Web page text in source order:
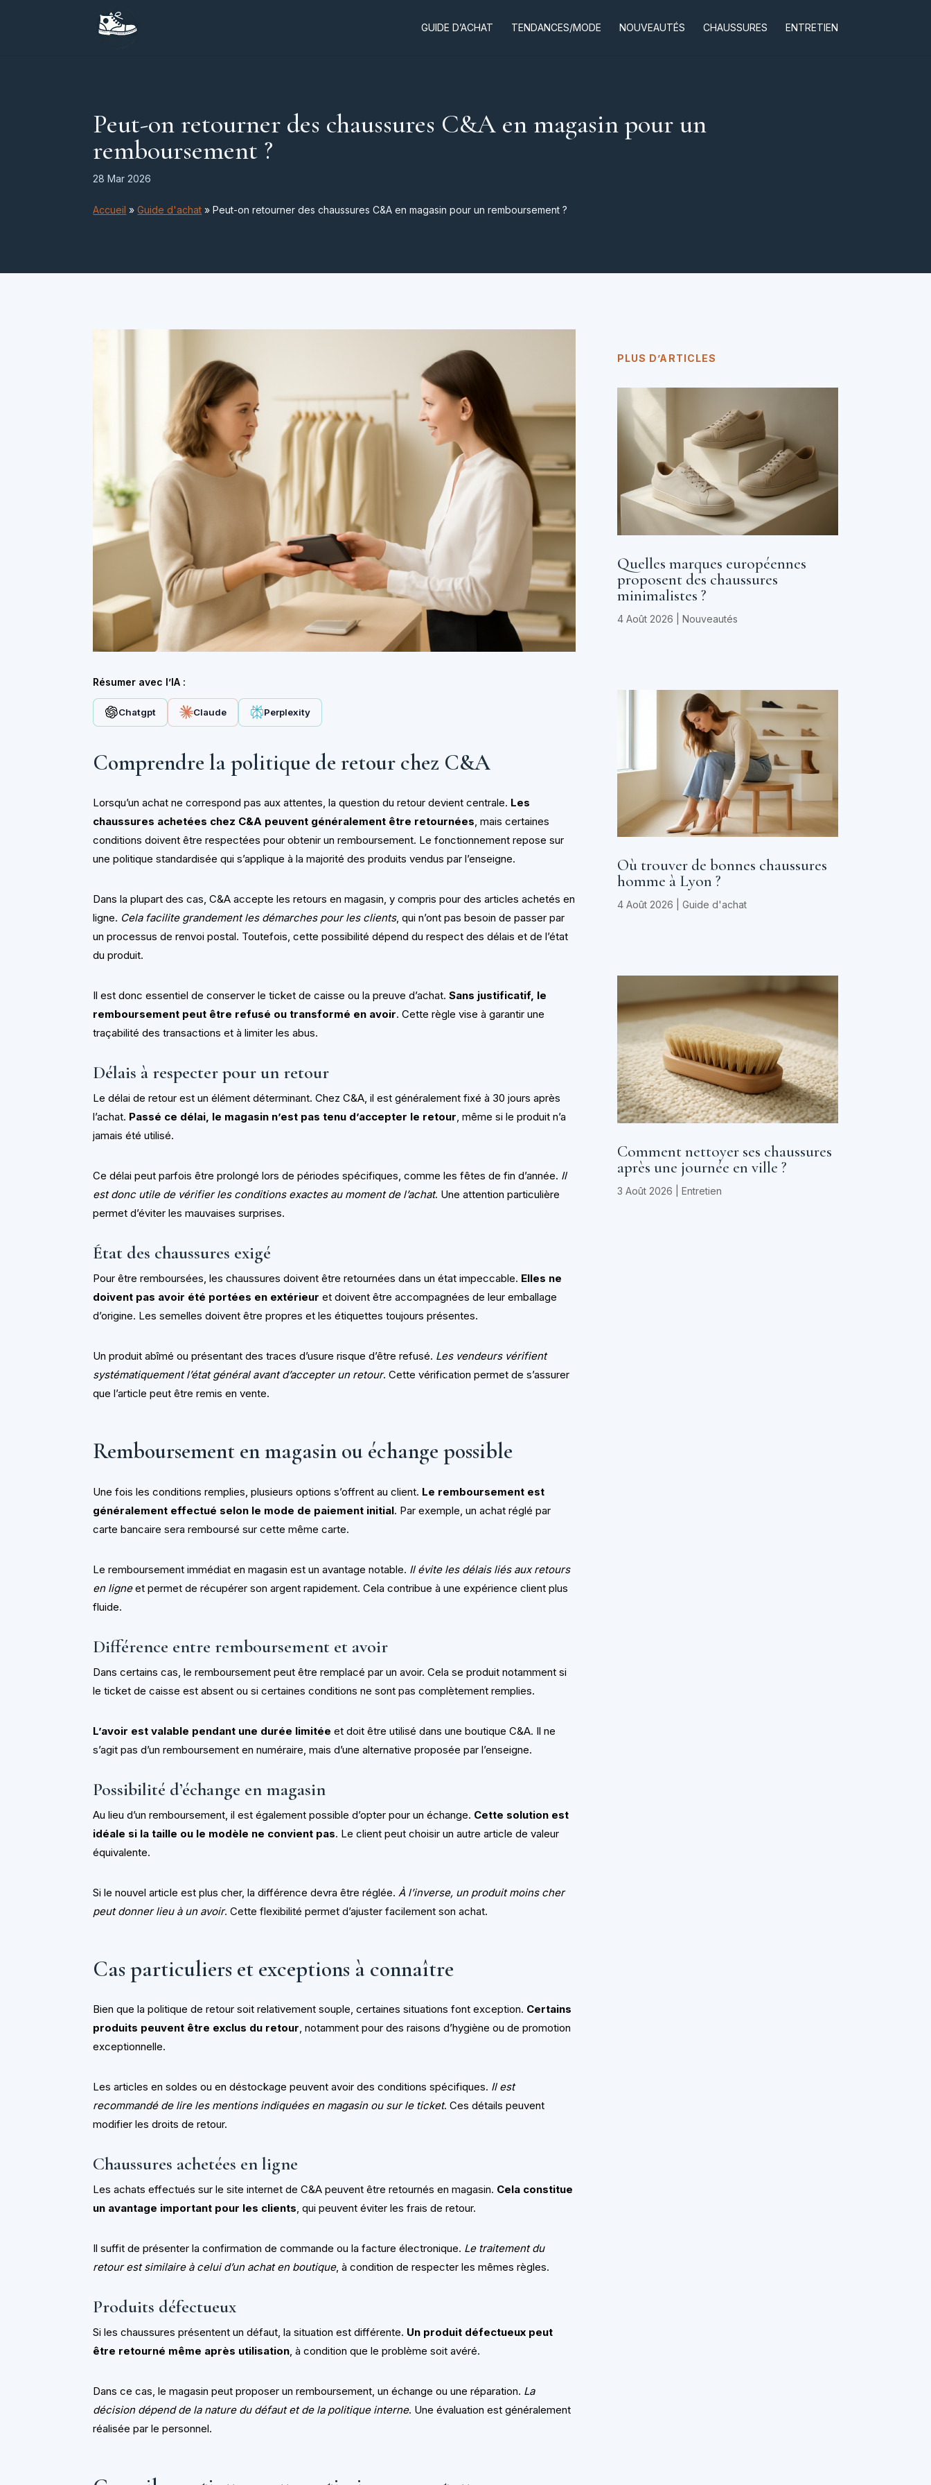
GUIDE D’ACHAT TENDANCES/MODE NOUVEAUTÉS CHAUSSURES ENTRETIEN
Peut-on retourner des chaussures C&A en magasin pour un
remboursement ?
28 Mar 2026
Accueil »Guide d'achat »Peut-on retourner des chaussures C&A en magasin pour un remboursement ?
Résumer avec l’IA :
Chatgpt Claude Perplexity
Comprendre la politique de retour chez C&A
Lorsqu’un achat ne correspond pas aux attentes, la question du retour devient centrale. Les
chaussures achetées chez C&A peuvent généralement être retournées, mais certaines
conditions doivent être respectées pour obtenir un remboursement. Le fonctionnement repose sur
une politique standardisée qui s’applique à la majorité des produits vendus par l’enseigne.
Dans la plupart des cas, C&A accepte les retours en magasin, y compris pour des articles achetés en
ligne. Cela facilite grandement les démarches pour les clients, qui n’ont pas besoin de passer par
un processus de renvoi postal. Toutefois, cette possibilité dépend du respect des délais et de l’état
du produit.
Il est donc essentiel de conserver le ticket de caisse ou la preuve d’achat.Sans justificatif, le
remboursement peut être refusé ou transformé en avoir. Cette règle vise à garantir une
traçabilité des transactions et à limiter les abus.
Délais à respecter pour un retour
Le délai de retour est un élément déterminant. Chez C&A, il est généralement fixé à 30 jours après
l’achat. Passé ce délai, le magasin n’est pas tenu d’accepter le retour, même si le produit n’a
jamais été utilisé.
Ce délai peut parfois être prolongé lors de périodes spécifiques, comme les fêtes de fin d’année. Il
est donc utile de vérifier les conditions exactes au moment de l’achat. Une attention particulière
permet d’éviter les mauvaises surprises.
État des chaussures exigé
Pour être remboursées, les chaussures doivent être retournées dans un état impeccable. Elles ne
doivent pas avoir été portées en extérieur et doivent être accompagnées de leur emballage
d’origine. Les semelles doivent être propres et les étiquettes toujours présentes.
Un produit abîmé ou présentant des traces d’usure risque d’être refusé. Les vendeurs vérifient
systématiquement l’état général avant d’accepter un retour. Cette vérification permet de s’assurer
que l’article peut être remis en vente.
Remboursement en magasin ou échange possible
Une fois les conditions remplies, plusieurs options s’offrent au client. Le remboursement est
généralement effectué selon le mode de paiement initial. Par exemple, un achat réglé par
carte bancaire sera remboursé sur cette même carte.
Le remboursement immédiat en magasin est un avantage notable. Il évite les délais liés aux retours
en ligneet permet de récupérer son argent rapidement. Cela contribue à une expérience client plus
fluide.
Différence entre remboursement et avoir
Dans certains cas, le remboursement peut être remplacé par un avoir. Cela se produit notamment si
le ticket de caisse est absent ou si certaines conditions ne sont pas complètement remplies.
L’avoir est valable pendant une durée limitée et doit être utilisé dans une boutique C&A. Il ne
s’agit pas d’un remboursement en numéraire, mais d’une alternative proposée par l’enseigne.
Possibilité d’échange en magasin
Au lieu d’un remboursement, il est également possible d’opter pour un échange. Cette solution est
idéale si la taille ou le modèle ne convient pas. Le client peut choisir un autre article de valeur
équivalente.
Si le nouvel article est plus cher, la différence devra être réglée. À l’inverse, un produit moins cher
peut donner lieu à un avoir. Cette flexibilité permet d’ajuster facilement son achat.
Cas particuliers et exceptions à connaître
Bien que la politique de retour soit relativement souple, certaines situations font exception. Certains
produits peuvent être exclus du retour, notamment pour des raisons d’hygiène ou de promotion
exceptionnelle.
Les articles en soldes ou en déstockage peuvent avoir des conditions spécifiques. Il est
recommandé de lire les mentions indiquées en magasin ou sur le ticket. Ces détails peuvent
modifier les droits de retour.
Chaussures achetées en ligne
Les achats effectués sur le site internet de C&A peuvent être retournés en magasin. Cela constitue
un avantage important pour les clients, qui peuvent éviter les frais de retour.
Il suffit de présenter la confirmation de commande ou la facture électronique. Le traitement du
retour est similaire à celui d’un achat en boutique, à condition de respecter les mêmes règles.
Produits défectueux
Si les chaussures présentent un défaut, la situation est différente. Un produit défectueux peut
être retourné même après utilisation, à condition que le problème soit avéré.
Dans ce cas, le magasin peut proposer un remboursement, un échange ou une réparation. La
décision dépend de la nature du défaut et de la politique interne. Une évaluation est généralement
réalisée par le personnel.
PLUS D’ARTICLES
Quelles marques européennes
proposent des chaussures
minimalistes ?
4 Août 2026 Nouveautés
Où trouver de bonnes chaussures
homme à Lyon ?
4 Août 2026 Guide d'achat
Comment nettoyer ses chaussures
après une journée en ville ?
3 Août 2026 Entretien